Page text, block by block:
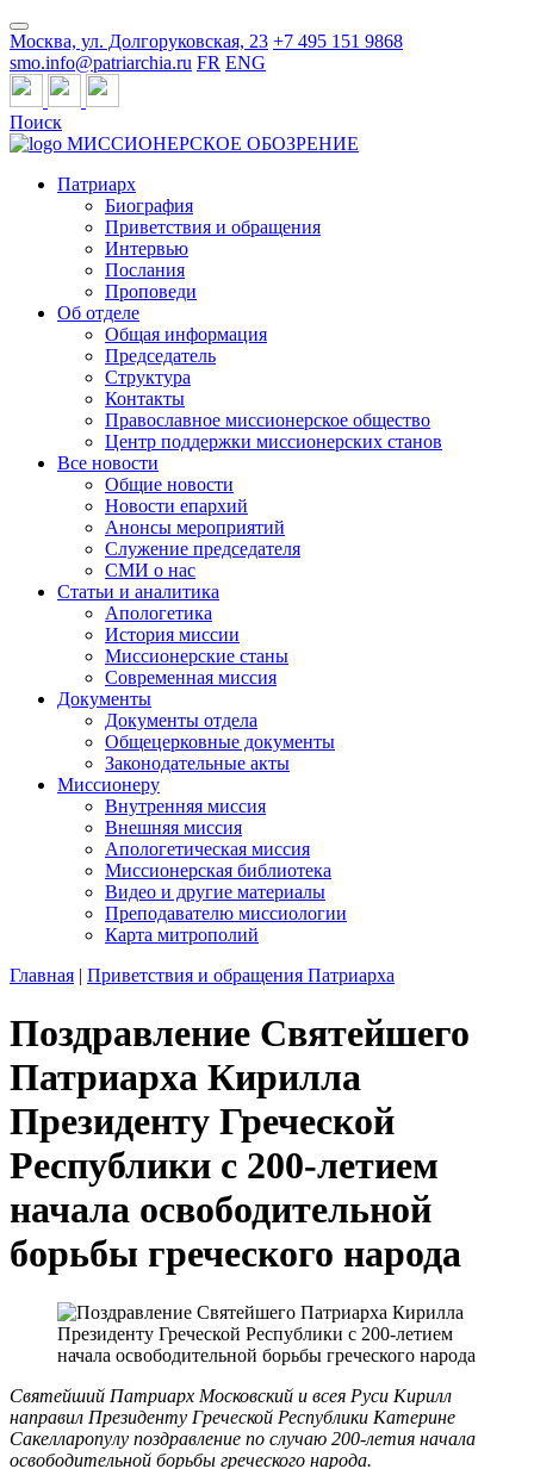
Москва, ул. Долгоруковская, 23 +7 495 151 9868
smo.info@patriarchia.ru FR ENG
Поиск
МИССИОНЕРСКОЕ ОБОЗРЕНИЕ
Патриарх
Биография
Приветствия и обращения
Интервью
Послания
Проповеди
Об отделе
Общая информация
Председатель
Структура
Контакты
Православное миссионерское общество
Центр поддержки миссионерских станов
Все новости
Общие новости
Новости епархий
Анонсы мероприятий
Служение председателя
СМИ о нас
Статьи и аналитика
Апологетика
История миссии
Миссионерские станы
Современная миссия
Документы
Документы отдела
Общецерковные документы
Законодательные акты
Миссионеру
Внутренняя миссия
Внешняя миссия
Апологетическая миссия
Миссионерская библиотека
Видео и другие материалы
Преподавателю миссиологии
Карта митрополий
Главная | Приветствия и обращения Патриарха
Поздравление Святейшего
Патриарха Кирилла
Президенту Греческой
Республики с 200-летием
начала освободительной
борьбы греческого народа
Святейший Патриарх Московский и всея Руси Кирилл
направил Президенту Греческой Республики Катерине
Сакелларопулу поздравление по случаю 200-летия начала
освободительной борьбы греческого народа.